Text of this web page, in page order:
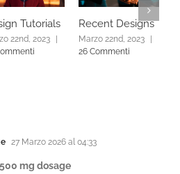
Tutorials
22nd, 2023
Recent Designs
Marzo 22nd, 2023
26 Commenti
27 Marzo 2026 al 04:33
mg dosage